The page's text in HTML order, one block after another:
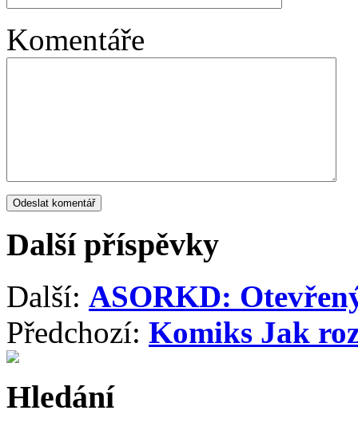
Komentáře
Další příspěvky
Další: ASORKD:
Předchozí: Komiks Jak
Hledání